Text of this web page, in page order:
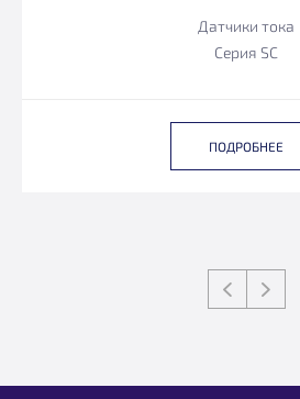
Датчики тока
Серия SC
ПОДРОБНЕЕ